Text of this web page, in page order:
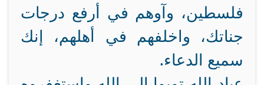
فلسطين، وآوهم في أرفع درجات
جناتك، واخلفهم في أهلهم، إنك
سميع الدعاء.